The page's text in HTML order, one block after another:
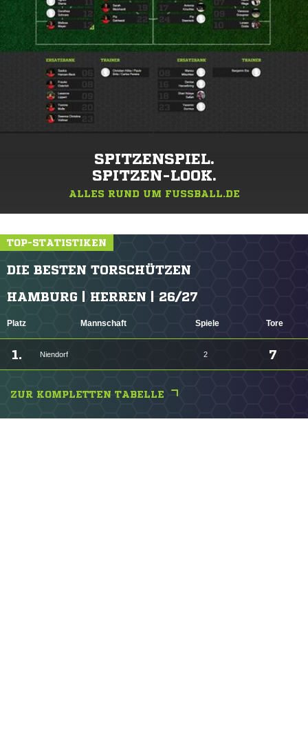
SPITZENSPIEL.
SPITZEN-LOOK.
ALLES RUND UM FUSSBALL.DE
TOP-STATISTIKEN
DIE BESTEN TORSCHÜTZEN
HAMBURG | HERREN | 26/27
Platz Mannschaft Spiele Tore
1. Niendorf 2 7
ZUR KOMPLETTEN TABELLE